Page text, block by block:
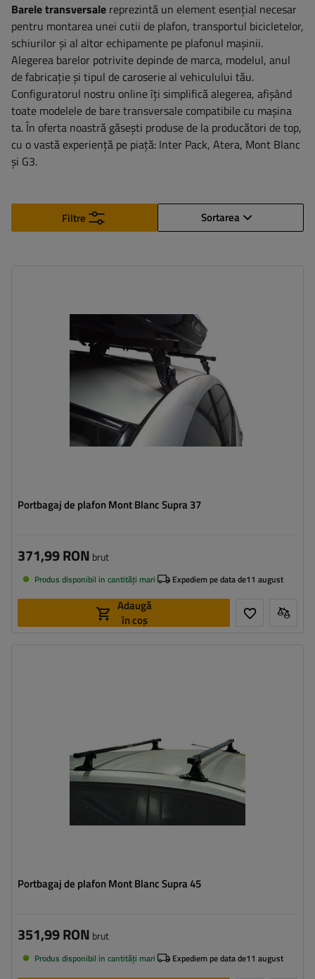
Barele transversale reprezintă un element esențial necesar
pentru montarea unei cutii de plafon, transportul bicicletelor,
schiurilor și al altor echipamente pe plafonul mașinii.
Alegerea barelor potrivite depinde de marca, modelul, anul
de fabricație și tipul de caroserie al vehiculului tău.
Configuratorul nostru online îți simplifică alegerea, afișând
toate modelele de bare transversale compatibile cu mașina
ta. În oferta noastră găsești produse de la producători de top,
cu o vastă experiență pe piață: Inter Pack, Atera, Mont Blanc
și G3.
Sortarea
Filtre
Portbagaj de plafon Mont Blanc Supra 37
371,99 RON brut
Produs disponibil in cantități mari Expediem pe data de11 august
Adaugă
în coș
Portbagaj de plafon Mont Blanc Supra 45
351,99 RON brut
Produs disponibil in cantități mari Expediem pe data de11 august